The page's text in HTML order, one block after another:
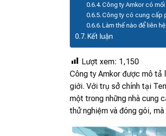
Công ty Amkor có
Công ty có cung cấp
Làm thế nào để liên
Kết luận
Lượt xem: 1,150
Công ty Amkor được mô tả
giới. Với trụ sở chính tại
một trong những nhà cung
thử nghiệm và đóng gói,